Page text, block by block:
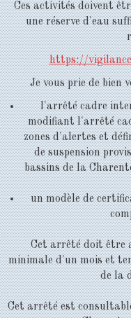
Ces activités doivent
une réserve d'eau
https://
Je vous prie de bien
l'arrêté cadre
modifiant l'arrêté
zones d'alertes et
de suspension
bassins de la
un modèle de
Cet arrêté doit être
minimale d'un mois et
de la
Cet arrêté est